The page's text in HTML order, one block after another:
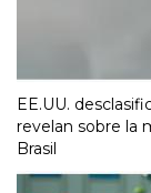
EE.UU.
revelan sobre la
Brasil